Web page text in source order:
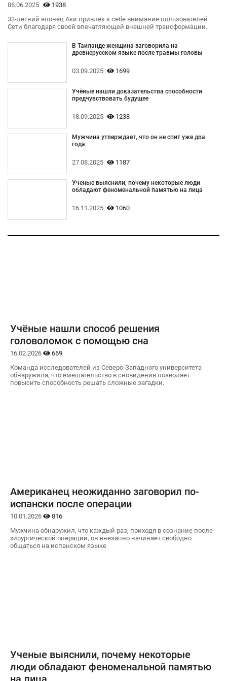
06.06.2025
1938
33-летний японец Аки привлек к себе внимание пользователей
Сети благодаря своей впечатляющей внешней трансформации.
В Таиланде женщина заговорила на
древнерусском языке после травмы головы
03.09.2025 1699
Учёные нашли доказательства способности
предчувствовать будущее
18.09.2025 1238
Мужчина утверждает, что он не спит уже два
года
27.08.2025 1187
Ученые выяснили, почему некоторые люди
обладают феноменальной памятью на лица
16.11.2025 1060
Учёные нашли способ решения
головоломок с помощью сна
16.02.2026
669
Команда исследователей из Северо-Западного университета
обнаружила, что вмешательство в сновидения позволяет
повысить способность решать сложные загадки.
Американец неожиданно заговорил по-
испански после операции
10.01.2026
816
Мужчина обнаружил, что каждый раз, приходя в сознание после
хирургической операции, он внезапно начинает свободно
общаться на испанском языке
Ученые выяснили, почему некоторые
люди обладают феноменальной памятью